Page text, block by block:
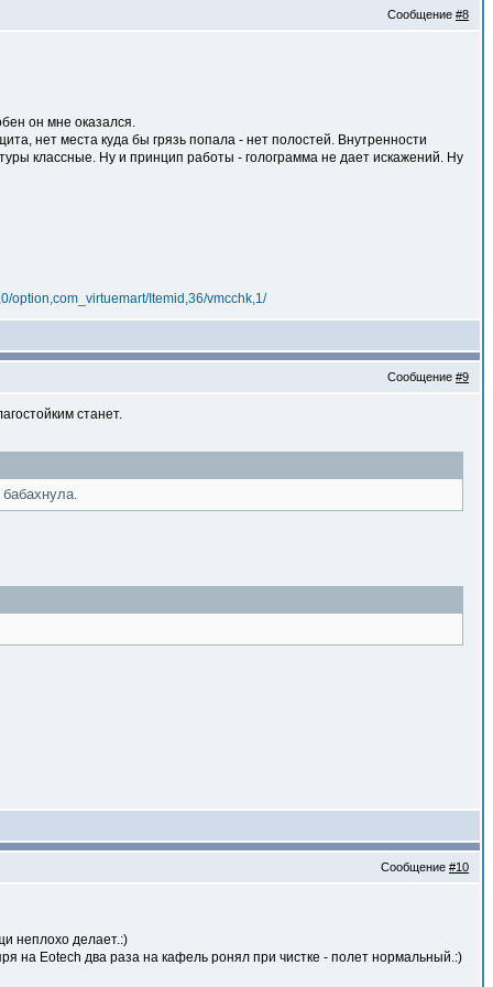
Сообщение #8
он мне оказался.
нет места куда бы грязь попала - нет полостей. Внутренности
классные. Ну и принцип работы - голограмма не дает искажений. Ну
option,com_virtuemart/Itemid,36/vmcchk,1/
Сообщение #9
станет.
Сообщение #10
неплохо делает.:)
на Eotech два раза на кафель ронял при чистке - полет нормальный.:)